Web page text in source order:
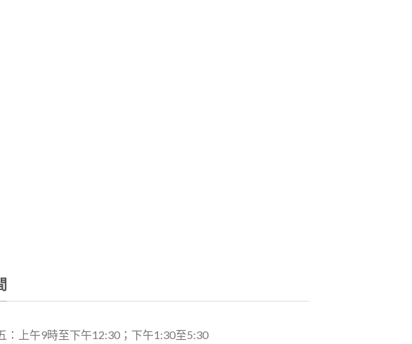
：上午9時至下午12:30；下午1:30至5:30